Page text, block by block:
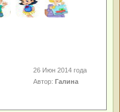
26 Июн 2014 года
Автор:Галина